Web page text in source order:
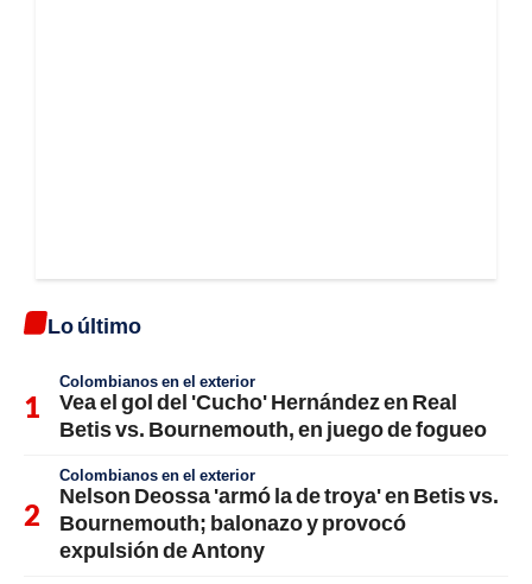
Lo último
Colombianos en el exterior
Vea el gol del 'Cucho' Hernández en Real
Betis vs. Bournemouth, en juego de fogueo
Colombianos en el exterior
Nelson Deossa 'armó la de troya' en Betis vs.
Bournemouth; balonazo y provocó
expulsión de Antony